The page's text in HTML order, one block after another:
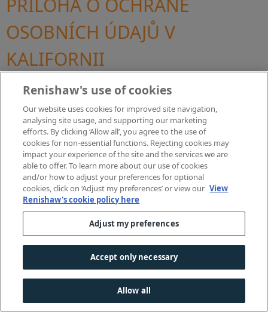
OSOBNÍCH ÚDAJŮ V
KALIFORNII
Tato příloha obsahuje dodatečné podmínky, které se vztahují
přílohou a zbývající částí tohoto Oznámení o ochraně
osobních údajů má pro spotřebitele v Kalifornii přednost tato
příloha. Pouze v této příloze mají všechny pojmy psané
velkými písmeny, které nejsou definovány v tomto Oznámení
o ochraně osobních údajů, význam stanovený v kalifornském
zákoně o ochraně osobních údajů spotřebitelů z roku 2018, a
to ve znění kalifornského zákona o právech na ochranu
osobních údajů, včetně jeho prováděcích předpisů (dále jen
Shromažďování, zdroj, účel a
sdílení vašich osobních údajů.
Kategorie osobních údajů . V posledních dvanácti (12)
Renishaw's use of cookies
Our website uses cookies for improved site navigation,
analysing site usage, and supporting our marketing
efforts. By clicking ‘Allow all’, you agree to the use of
cookies for non-essential functions. Rejecting cookies may
impact your experience of the site and the services we are
able to offer. To learn more about our use of cookies
and/or how to adjust your preferences for optional
cookies, click on ‘Adjust my preferences’ or view our View
Renishaw's cookie policy here
Adjust my preferences
Accept only necessary
Allow all